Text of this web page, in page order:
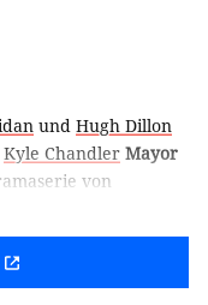
und Hugh Dillon
Kyle Chandler Mayor
von
spielt in einer
die Industrie
Familie McLusky als